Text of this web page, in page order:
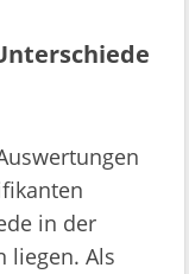
in der
liegen. Als